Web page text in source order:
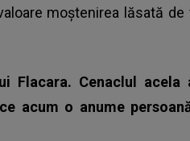
moștenirea lăsată
Flacara. Cenaclul
acum o anume